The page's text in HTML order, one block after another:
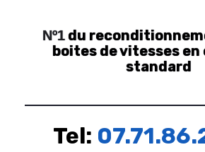
Nº1du
boites de vitesses en
standard
Tel: